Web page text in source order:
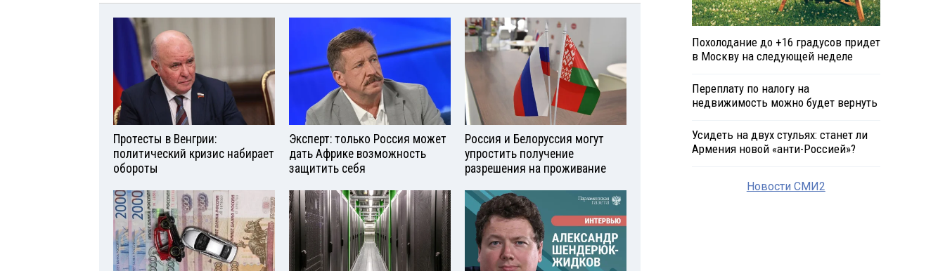
Протесты в Венгрии:
политический кризис набирает
обороты
Эксперт: только Россия может
дать Африке возможность
защитить себя
Россия и Белоруссия могут
упростить получение
разрешения на проживание
Похолодание до +16 градусов придет
в Москву на следующей неделе
Переплату по налогу на
недвижимость можно будет вернуть
Усидеть на двух стульях: станет ли
Армения новой «анти-Россией»?
Новости СМИ2